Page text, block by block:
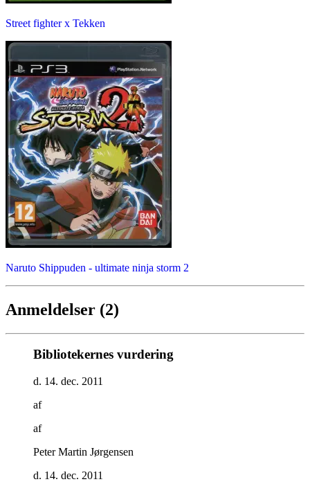
Street fighter x Tekken
Naruto Shippuden - ultimate ninja storm 2
Anmeldelser (2)
Bibliotekernes vurdering
d. 14. dec. 2011
af
af
Peter Martin Jørgensen
d. 14. dec. 2011